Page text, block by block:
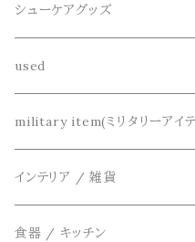
decka(デカ)
dros dro(ドロスドロ)
DETAIL(ディティール)
THE FLAVOR DESIGN(ザ フ
FOB FACTORY(エフオービーフ
シャツ
カーディガン
キーアクセサリー
財布、コインケース、マネークリ
鞄
シューケアグッズ
used
リメイク
アクセサリー
military item(ミリタリーアイ
インテリア / 雑貨
食器 / キッチン